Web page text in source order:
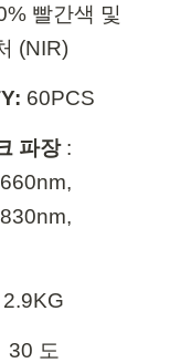
빨간색 및
(NIR)
60PCS
파장 :
2.9KG
30 도